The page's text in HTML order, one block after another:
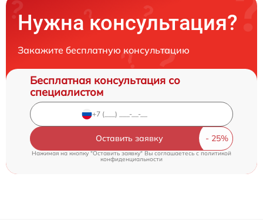
Нужна консультация?
Закажите бесплатную консультацию
Бесплатная консультация со
специалистом
Оставить заявку
Нажимая на кнопку "Оставить заявку" Вы соглашаетесь cполитикой
конфиденциальности